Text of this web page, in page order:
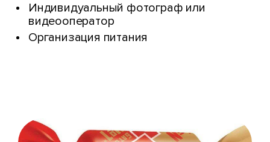
Индивидуальный фотограф или
видеооператор
Организация питания